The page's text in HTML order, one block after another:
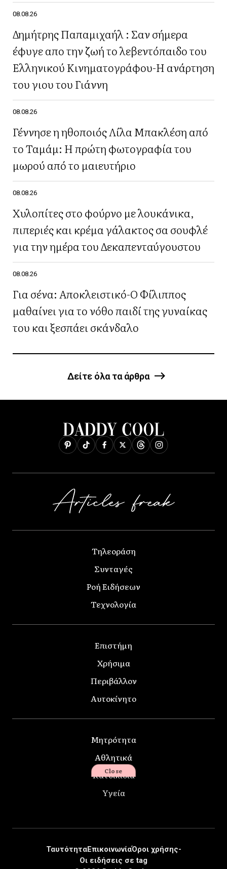
08.08.26
Δημήτρης Παπαμιχαήλ : Σαν σήμερα
έφυγε απο την ζωή το λεβεντόπαιδο του
Ελληνικού Κινηματογράφου-Η ανάρτηση
του γιου του Γιάννη
08.08.26
Γέννησε η ηθοποιός Λίλα Μπακλέση από
το Ταμάμ: Η πρώτη φωτογραφία του
μωρού από το μαιευτήριο
08.08.26
Χυλοπίτες στο φούρνο με λουκάνικα,
πιπεριές και κρέμα γάλακτος σα σουφλέ
για την ημέρα του Δεκαπενταύγουστου
08.08.26
Για σένα: Αποκλειστικό-Ο Φίλιππος
μαθαίνει για το νόθο παιδί της γυναίκας
του και ξεσπάει σκάνδαλο
Δείτε όλα τα άρθρα
Τηλεοράση
Συνταγές
Ροή Ειδήσεων
Τεχνολογία
Επιστήμη
Χρήσιμα
Περιβάλλον
Αυτοκίνητο
Μητρότητα
Αθλητικά
Κατοικίδια
Υγεία
ΤαυτότηταΕπικοινωνίαΌροι χρήσης-
Οι ειδήσεις σε tag
Close